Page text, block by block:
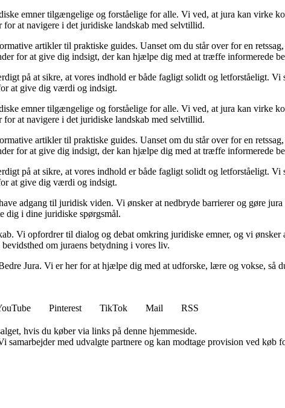
emner tilgængelige og forståelige for alle. Vi ved, at jura kan virke
at navigere i det juridiske landskab med selvtillid.
artikler til praktiske guides. Uanset om du står over for en
for at give dig indsigt, der kan hjælpe dig med at træffe informerede
på at sikre, at vores indhold er både fagligt solidt og letforståeligt.
at give dig værdi og indsigt.
emner tilgængelige og forståelige for alle. Vi ved, at jura kan virke
at navigere i det juridiske landskab med selvtillid.
artikler til praktiske guides. Uanset om du står over for en
for at give dig indsigt, der kan hjælpe dig med at træffe informerede
på at sikre, at vores indhold er både fagligt solidt og letforståeligt.
at give dig værdi og indsigt.
adgang til juridisk viden. Vi ønsker at nedbryde barrierer og gøre
dig i dine juridiske spørgsmål.
Vi opfordrer til dialog og debat omkring juridiske emner, og vi
om juraens betydning i vores liv.
Jura. Vi er her for at hjælpe dig med at udforske, lære og vokse,
Pinterest TikTok Mail
RSS
hvis du køber via links på denne hjemmeside.
med udvalgte partnere og kan modtage provision ved